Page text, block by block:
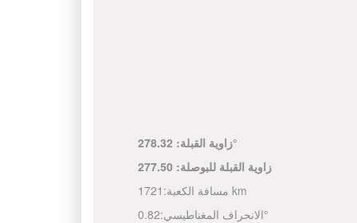
زاوية القبلة:278.32°
زاوية القبلة للبوصلة: 277.50
مسافة الكعبة: 1721 km
الانحراف المغناطيسي:0.82°